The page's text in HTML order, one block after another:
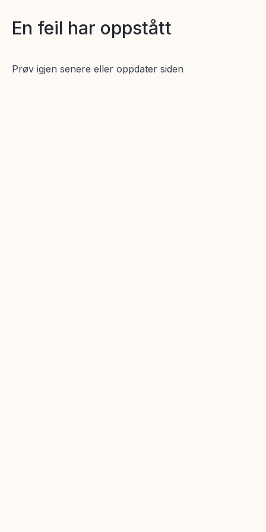
En feil har oppstått
Prøv igjen senere eller oppdater siden